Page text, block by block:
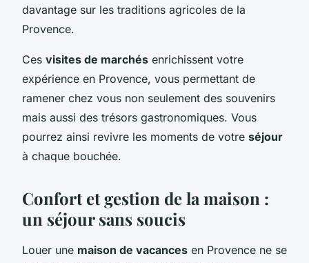
davantage sur les traditions agricoles de la
Provence.
Ces visites de marchés enrichissent votre
expérience en Provence, vous permettant de
ramener chez vous non seulement des souvenirs
mais aussi des trésors gastronomiques. Vous
pourrez ainsi revivre les moments de votre séjour
à chaque bouchée.
Confort et gestion de la maison :
un séjour sans soucis
Louer une maison de vacances en Provence ne se